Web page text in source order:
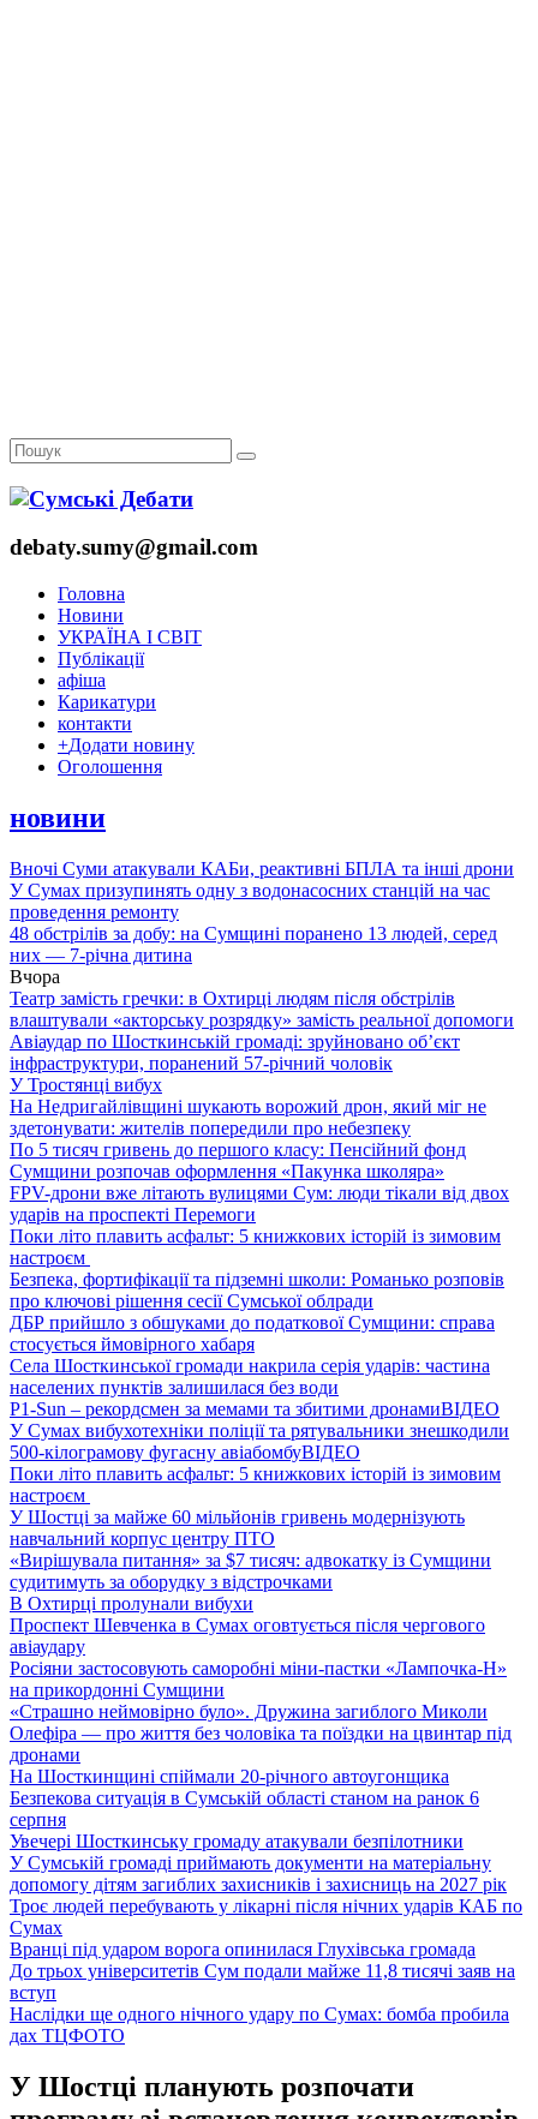
debaty.sumy@gmail.com
Головна
Новини
УКРАЇНА І СВІТ
Публікації
афіша
Карикатури
контакти
+Додати новину
Оголошення
новини
Вночі Суми атакували КАБи, реактивні БПЛА та інші дрони
У Сумах призупинять одну з водонасосних станцій на час
проведення ремонту
48 обстрілів за добу: на Сумщині поранено 13 людей, серед
них — 7-річна дитина
Вчора
Театр замість гречки: в Охтирці людям після обстрілів
влаштували «акторську розрядку» замість реальної допомоги
Авіаудар по Шосткинській громаді: зруйновано об’єкт
інфраструктури, поранений 57-річний чоловік
У Тростянці вибух
На Недригайлівщині шукають ворожий дрон, який міг не
здетонувати: жителів попередили про небезпеку
По 5 тисяч гривень до першого класу: Пенсійний фонд
Сумщини розпочав оформлення «Пакунка школяра»
FPV-дрони вже літають вулицями Сум: люди тікали від двох
ударів на проспекті Перемоги
Поки літо плавить асфальт: 5 книжкових історій із зимовим
настроєм
Безпека, фортифікації та підземні школи: Романько розповів
про ключові рішення сесії Сумської облради
ДБР прийшло з обшуками до податкової Сумщини: справа
стосується ймовірного хабаря
Села Шосткинської громади накрила серія ударів: частина
населених пунктів залишилася без води
P1-Sun – рекордсмен за мемами та збитими дронамиВІДЕО
У Сумах вибухотехніки поліції та рятувальники знешкодили
500-кілограмову фугасну авіабомбуВІДЕО
Поки літо плавить асфальт: 5 книжкових історій із зимовим
настроєм
У Шостці за майже 60 мільйонів гривень модернізують
навчальний корпус центру ПТО
«Вирішувала питання» за $7 тисяч: адвокатку із Сумщини
судитимуть за оборудку з відстрочками
В Охтирці пролунали вибухи
Проспект Шевченка в Сумах оговтується після чергового
авіаудару
Росіяни застосовують саморобні міни-пастки «Лампочка-Н»
на прикордонні Сумщини
«Страшно неймовірно було». Дружина загиблого Миколи
Олефіра — про життя без чоловіка та поїздки на цвинтар під
дронами
На Шосткинщині спіймали 20-річного автоугонщика
Безпекова ситуація в Сумській області станом на ранок 6
серпня
Увечері Шосткинську громаду атакували безпілотники
У Сумській громаді приймають документи на матеріальну
допомогу дітям загиблих захисників і захисниць на 2027 рік
Троє людей перебувають у лікарні після нічних ударів КАБ по
Сумах
Вранці під ударом ворога опинилася Глухівська громада
До трьох університетів Сум подали майже 11,8 тисячі заяв на
вступ
Наслідки ще одного нічного удару по Сумах: бомба пробила
дах ТЦФОТО
У Шостці планують розпочати